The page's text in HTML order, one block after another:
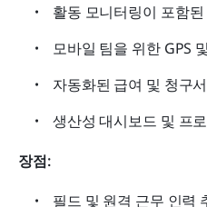
활동 모니터링이 포함
모바일 팀을 위한 GPS
자동화된 급여 및 청구
생산성 대시보드 및 프
장점:
필드 및 원격 근무 인력